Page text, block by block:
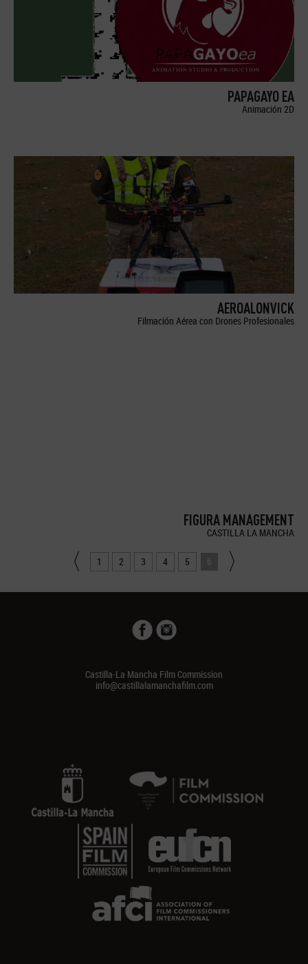
PAPAGAYO EA
Animación 2D
AEROALONVICK
Filmación Aérea con Drones Profesionales
FIGURA MANAGEMENT
CASTILLA LA MANCHA
1 2 3 4 5 6
Castilla-La Mancha Film Commission
info@castillalamanchafilm.com